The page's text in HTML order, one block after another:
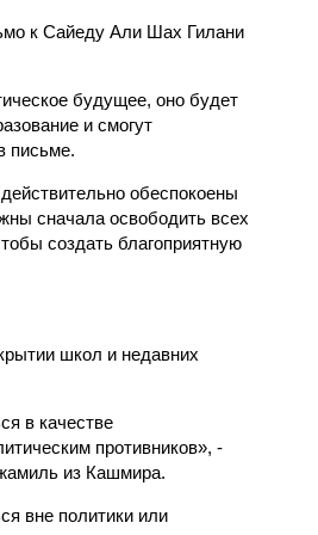
к Сайеду Али Шах Гилани
будущее, оно будет
и смогут
письме.
обеспокоены
сначала освободить всех
создать благоприятную
школ и недавних
в качестве
противников», -
из Кашмира.
вне политики или